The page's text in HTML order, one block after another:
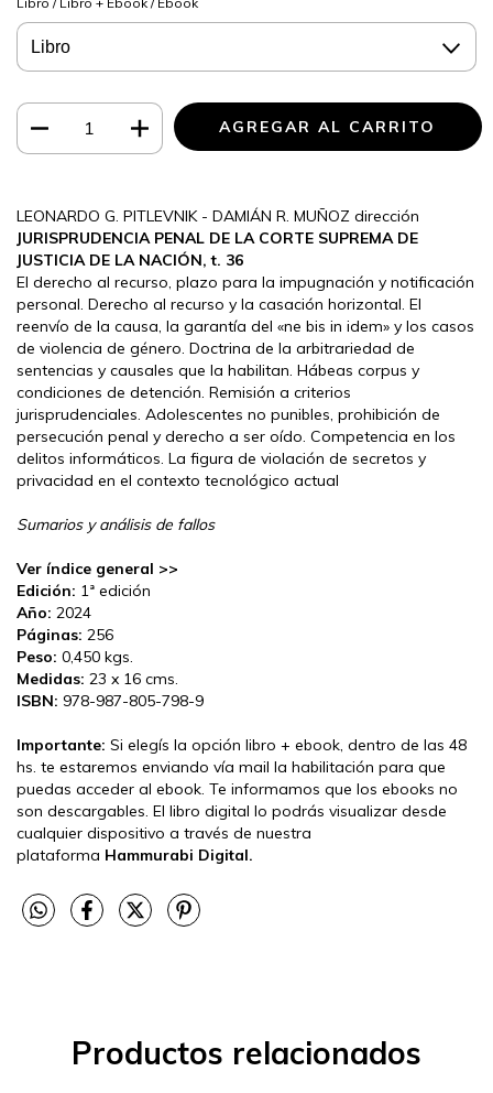
LEONARDO G. PITLEVNIK - DAMIÁN R. MUÑOZ dirección
JURISPRUDENCIA PENAL DE LA CORTE SUPREMA DE
JUSTICIA DE LA NACIÓN, t. 36
El derecho al recurso, plazo para la impugnación y notificación
personal. Derecho al recurso y la casación horizontal. El
reenvío de la causa, la garantía del «ne bis in idem» y los casos
de violencia de género. Doctrina de la arbitrariedad de
sentencias y causales que la habilitan. Hábeas corpus y
condiciones de detención. Remisión a criterios
jurisprudenciales. Adolescentes no punibles, prohibición de
persecución penal y derecho a ser oído. Competencia en los
delitos informáticos. La figura de violación de secretos y
privacidad en el contexto tecnológico actual
Sumarios y análisis de fallos
Ver índice general >>
Edición: 1ª edición
Año: 2024
Páginas: 256
Peso: 0,450 kgs.
Medidas: 23 x 16 cms.
ISBN: 978-987-805-798-9
Importante: Si elegís la opción libro + ebook, dentro de las 48
hs. te estaremos enviando vía mail la habilitación para que
puedas acceder al ebook. Te informamos que los ebooks no
son descargables. El libro digital lo podrás visualizar desde
cualquier dispositivo a través de nuestra
plataforma Hammurabi Digital.
Productos relacionados